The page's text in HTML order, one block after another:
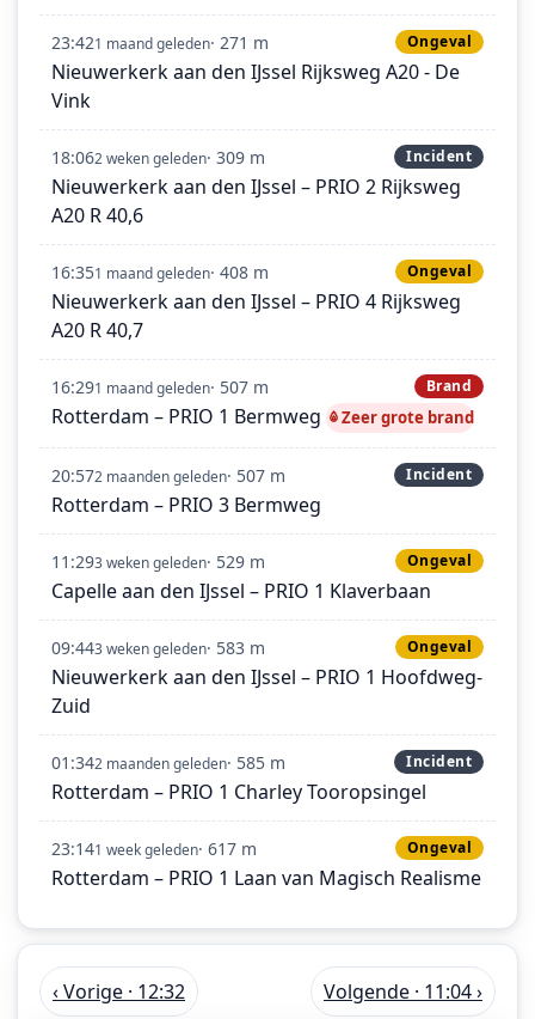
23:421 maand geleden· 271 m Ongeval
Nieuwerkerk aan den IJssel Rijksweg A20 - De
Vink
18:062 weken geleden· 309 m Incident
Nieuwerkerk aan den IJssel – PRIO 2 Rijksweg
A20 R 40,6
16:351 maand geleden· 408 m Ongeval
Nieuwerkerk aan den IJssel – PRIO 4 Rijksweg
A20 R 40,7
16:291 maand geleden· 507 m Brand
Rotterdam – PRIO 1 Bermweg Zeer grote brand
20:572 maanden geleden· 507 m Incident
Rotterdam – PRIO 3 Bermweg
11:293 weken geleden· 529 m Ongeval
Capelle aan den IJssel – PRIO 1 Klaverbaan
09:443 weken geleden· 583 m Ongeval
Nieuwerkerk aan den IJssel – PRIO 1 Hoofdweg-
Zuid
01:342 maanden geleden· 585 m Incident
Rotterdam – PRIO 1 Charley Tooropsingel
23:141 week geleden· 617 m Ongeval
Rotterdam – PRIO 1 Laan van Magisch Realisme
‹ Vorige · 12:32 Volgende · 11:04 ›